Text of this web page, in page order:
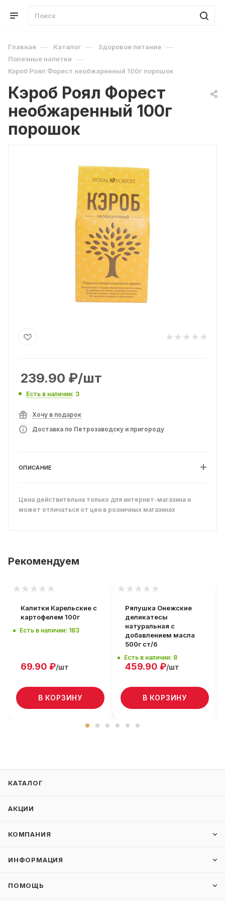
Главная — Каталог — Здоровое питание —
Полезные напитки —
Кэроб Роял Форест необжаренный 100г порошок
Кэроб Роял Форест
необжаренный 100г
порошок
239.90 ₽/шт
Есть в наличии: 3
Хочу в подарок
Доставка по Петрозаводску и пригороду
ОПИСАНИЕ
Цена действительна только для интернет-магазина и
может отличаться от цен в розничных магазинах
Рекомендуем
Калитки Карельские с
картофелем 100г
Есть в наличии: 183
69.90 ₽/шт
В КОРЗИНУ
Ряпушка Онежские
деликатесы
натуральная с
добавлением масла
500г ст/б
Есть в наличии: 8
459.90 ₽/шт
В КОРЗИНУ
КАТАЛОГ
АКЦИИ
КОМПАНИЯ
ИНФОРМАЦИЯ
ПОМОЩЬ